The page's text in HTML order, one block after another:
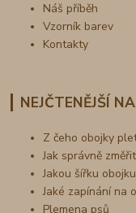
Náš příběh
Vzorník barev
Kontakty
NEJČTENĚJŠÍ
Z čeho obojky
Jak správně
Jakou šířku
Jaké zapínání na
Plemena psů